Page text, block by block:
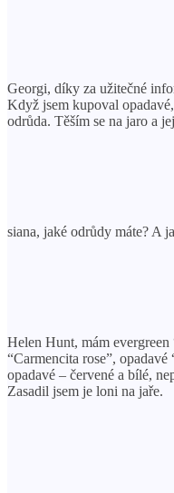
Georgi, díky za užitečné
Když jsem kupoval
odrůda. Těším se na jaro a
siana, jaké odrůdy máte? A
Helen Hunt, mám
“Carmencita rose”,
opadavé – červené a bílé,
Zasadil jsem je loni na jaře.